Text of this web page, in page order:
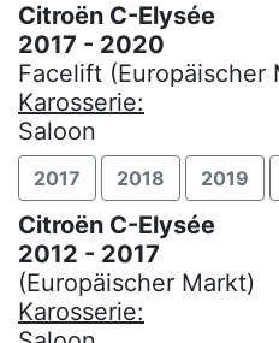
Citroën C-Elysée
2017 - 2020
Facelift (Europäischer
Karosserie:
Saloon
2017 2018 2019
Citroën C-Elysée
2012 - 2017
(Europäischer Markt)
Karosserie: